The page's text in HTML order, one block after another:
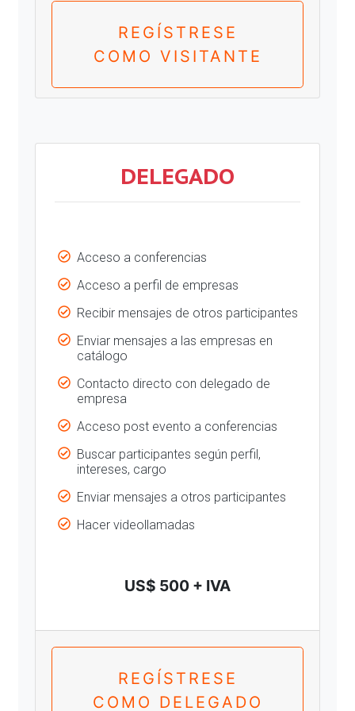
REGÍSTRESE
COMO VISITANTE
DELEGADO
Acceso a conferencias
Acceso a perfil de empresas
Recibir mensajes de otros participantes
Enviar mensajes a las empresas en
catálogo
Contacto directo con delegado de
empresa
Acceso post evento a conferencias
Buscar participantes según perfil,
intereses, cargo
Enviar mensajes a otros participantes
Hacer videollamadas
US$ 500 + IVA
REGÍSTRESE
COMO DELEGADO